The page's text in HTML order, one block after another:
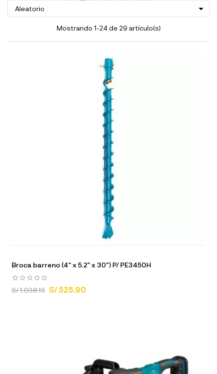
Aleatorio 
Mostrando 1-24 de 29 artículo(s)
Broca barreno (4" x 5.2" x 30") P/ PE3450H
S/ 1,038.13 S/ 525.90